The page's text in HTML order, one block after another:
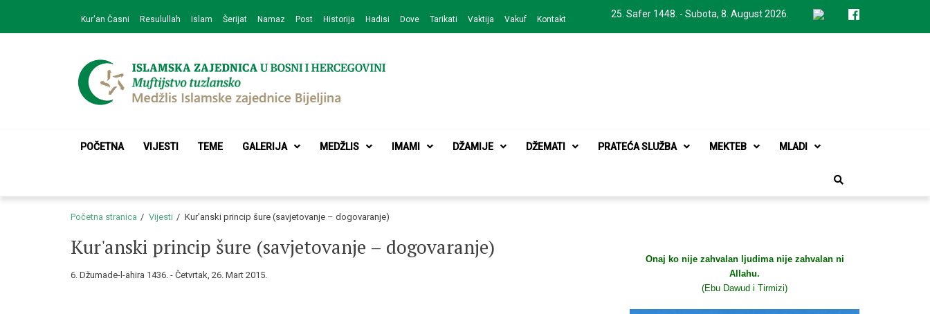
navigation
content
25. Safer 1448. - Subota, 8. August 2026.
Kur'an Časni Resulullah Islam Šerijat Namaz Post Historija Hadisi Dove Tarikati Vaktija Vakuf Kontakt
Medžlis Islamske zajednice Bijeljina
POČETNA VIJESTI TEME GALERIJA MEDŽLIS IMAMI DŽAMIJE DŽEMATI PRATEĆA SLUŽBA MEKTEB MLADI
Početna stranica Vijesti Kur'anski princip šure (savjetovanje – dogovaranje)
Kur'anski princip šure (savjetovanje – dogovaranje)
6. Džumade-l-ahira 1436. - Četvrtak, 26. Mart 2015.
Onaj ko nije zahvalan ljudima nije zahvalan ni
Allahu.
(Ebu Dawud i Tirmizi)